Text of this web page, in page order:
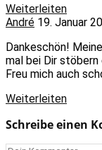
Weiterleiten
André 19. Januar
Dankeschön!
mal bei Dir stöbern
Freu mich auch
Weiterleiten
Schreibe einen